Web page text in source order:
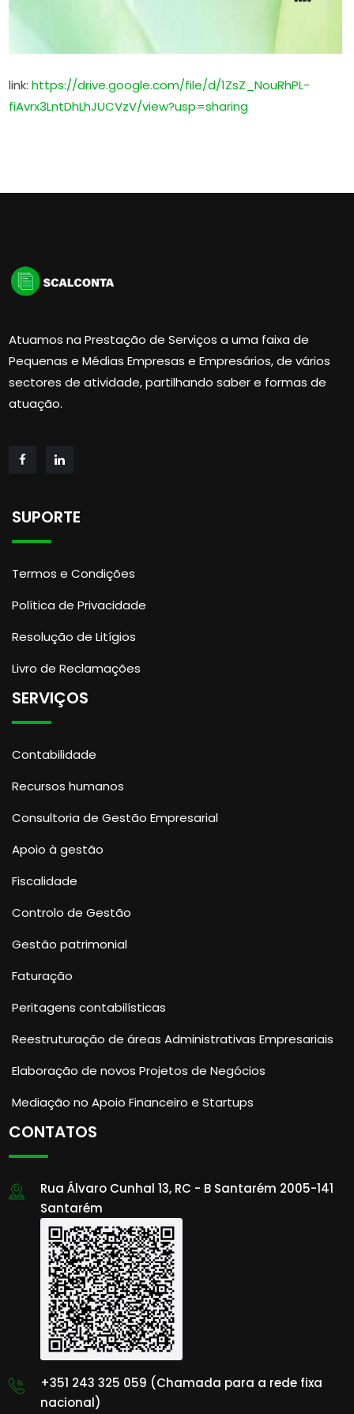
link:https://drive.google.com/file/d/1ZsZ_NouRhPL-
fiAvrx3LntDhLhJUCVzV/view?usp=sharing
Atuamos na Prestação de Serviços a uma faixa de
Pequenas e Médias Empresas e Empresários, de vários
sectores de atividade, partilhando saber e formas de
atuação.
SUPORTE
Termos e Condições
Política de Privacidade
Resolução de Litígios
Livro de Reclamações
SERVIÇOS
Contabilidade
Recursos humanos
Consultoria de Gestão Empresarial
Apoio à gestão
Fiscalidade
Controlo de Gestão
Gestão patrimonial
Faturação
Peritagens contabilísticas
Reestruturação de áreas Administrativas Empresariais
Elaboração de novos Projetos de Negócios
Mediação no Apoio Financeiro e Startups
CONTATOS
Rua Álvaro Cunhal 13, RC - B Santarém 2005-141
Santarém
+351 243 325 059 (Chamada para a rede fixa
nacional)